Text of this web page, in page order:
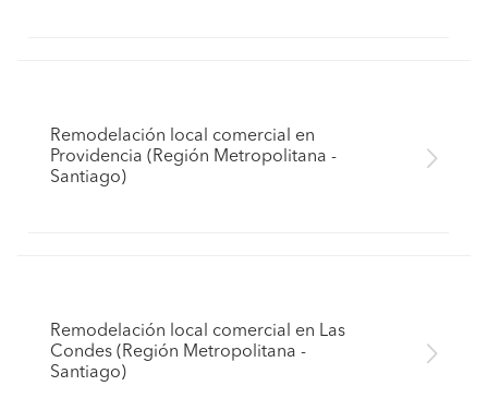
Remodelación local comercial en
Providencia (Región Metropolitana -
Santiago)
Remodelación local comercial en Las
Condes (Región Metropolitana -
Santiago)